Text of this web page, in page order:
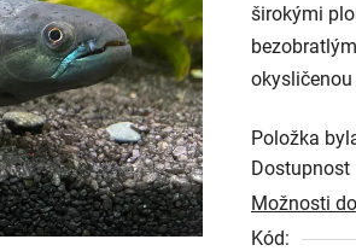
5
hvězdiček.
širokými
Položka
Dostupnost
Možnosti
Kód: